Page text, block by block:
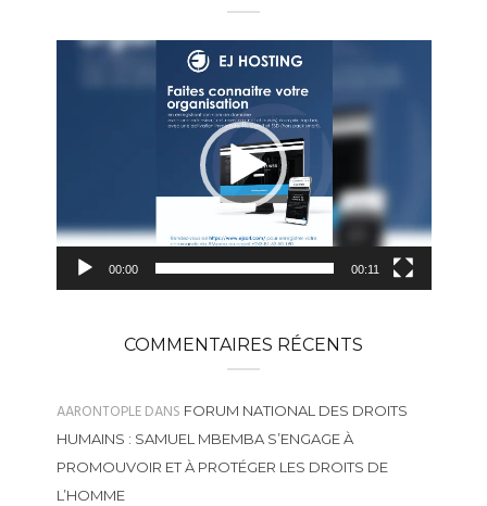
Lecteur
vidéo
00:00 00:11
COMMENTAIRES RÉCENTS
AARONTOPLEDANS FORUM NATIONAL DES DROITS
HUMAINS : SAMUEL MBEMBA S’ENGAGE À
PROMOUVOIR ET À PROTÉGER LES DROITS DE
L’HOMME